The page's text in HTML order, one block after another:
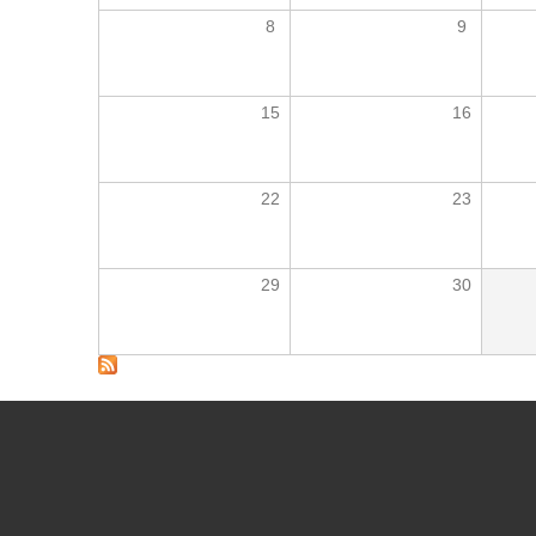
8 9
15 16
22 23
29 30